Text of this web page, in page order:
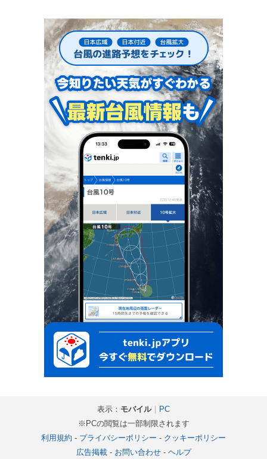
表示： モバイル｜ PC
※PCの閲覧は一部制限されます
利用規約 - プライバシーポリシー - クッキーポリシー
広告掲載- お問い合わせ- ヘルプ